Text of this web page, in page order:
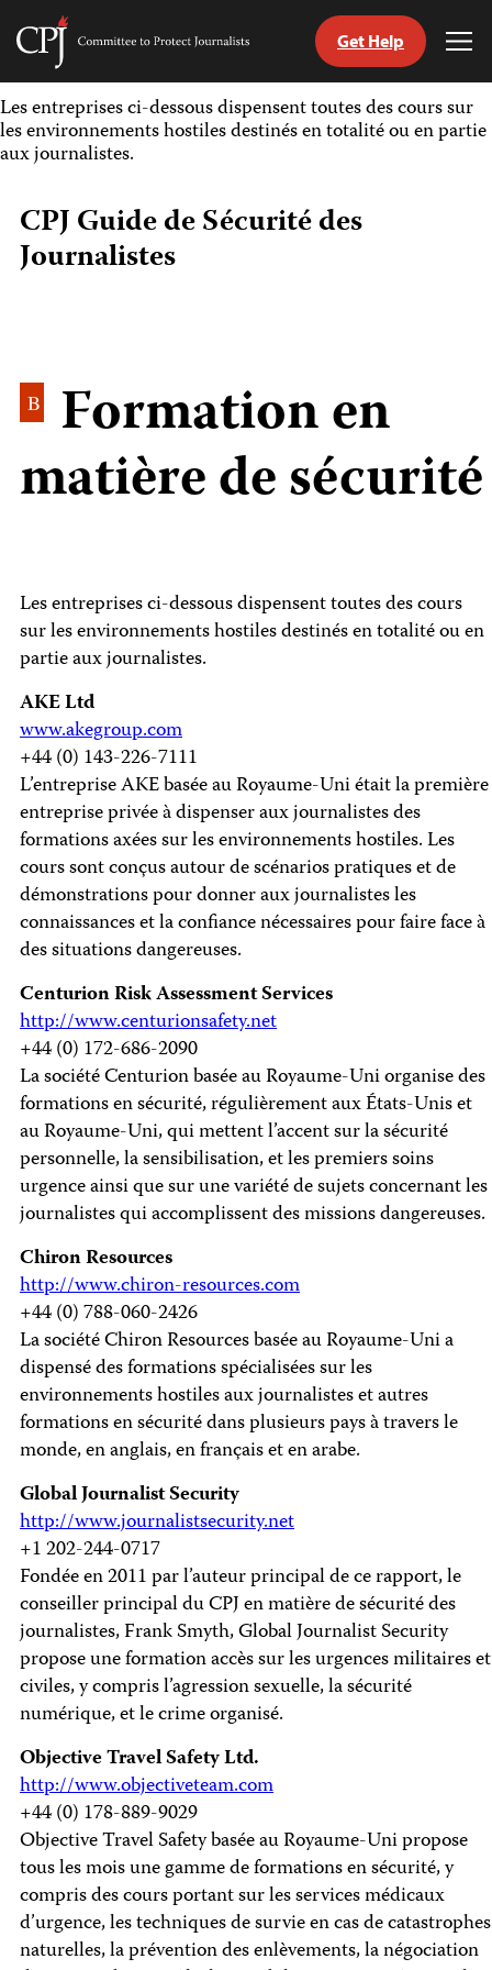
Skip
to
content
Committee
Protect
Journalists
Get Help
Les entreprises ci-dessous dispensent toutes des cours sur
les environnements hostiles destinés en totalité ou en partie
aux journalistes.
CPJ Guide de Sécurité des
Journalistes
B Formation en
matière de sécurité
Les entreprises ci-dessous dispensent toutes des cours
sur les environnements hostiles destinés en totalité ou en
partie aux journalistes.
AKE Ltd
www.akegroup.com
+44 (0) 143-226-7111
L’entreprise AKE basée au Royaume-Uni était la première
entreprise privée à dispenser aux journalistes des
formations axées sur les environnements hostiles. Les
cours sont conçus autour de scénarios pratiques et de
démonstrations pour donner aux journalistes les
connaissances et la confiance nécessaires pour faire face à
des situations dangereuses.
Centurion Risk Assessment Services
http://www.centurionsafety.net
+44 (0) 172-686-2090
La société Centurion basée au Royaume-Uni organise des
formations en sécurité, régulièrement aux États-Unis et
au Royaume-Uni, qui mettent l’accent sur la sécurité
personnelle, la sensibilisation, et les premiers soins
urgence ainsi que sur une variété de sujets concernant les
journalistes qui accomplissent des missions dangereuses.
Chiron Resources
http://www.chiron-resources.com
+44 (0) 788-060-2426
La société Chiron Resources basée au Royaume-Uni a
dispensé des formations spécialisées sur les
environnements hostiles aux journalistes et autres
formations en sécurité dans plusieurs pays à travers le
monde, en anglais, en français et en arabe.
Global Journalist Security
http://www.journalistsecurity.net
+1 202-244-0717
Fondée en 2011 par l’auteur principal de ce rapport, le
conseiller principal du CPJ en matière de sécurité des
journalistes, Frank Smyth, Global Journalist Security
propose une formation accès sur les urgences militaires et
civiles, y compris l’agression sexuelle, la sécurité
numérique, et le crime organisé.
Objective Travel Safety Ltd.
http://www.objectiveteam.com
+44 (0) 178-889-9029
Objective Travel Safety basée au Royaume-Uni propose
tous les mois une gamme de formations en sécurité, y
compris des cours portant sur les services médicaux
d’urgence, les techniques de survie en cas de catastrophes
naturelles, la prévention des enlèvements, la négociation